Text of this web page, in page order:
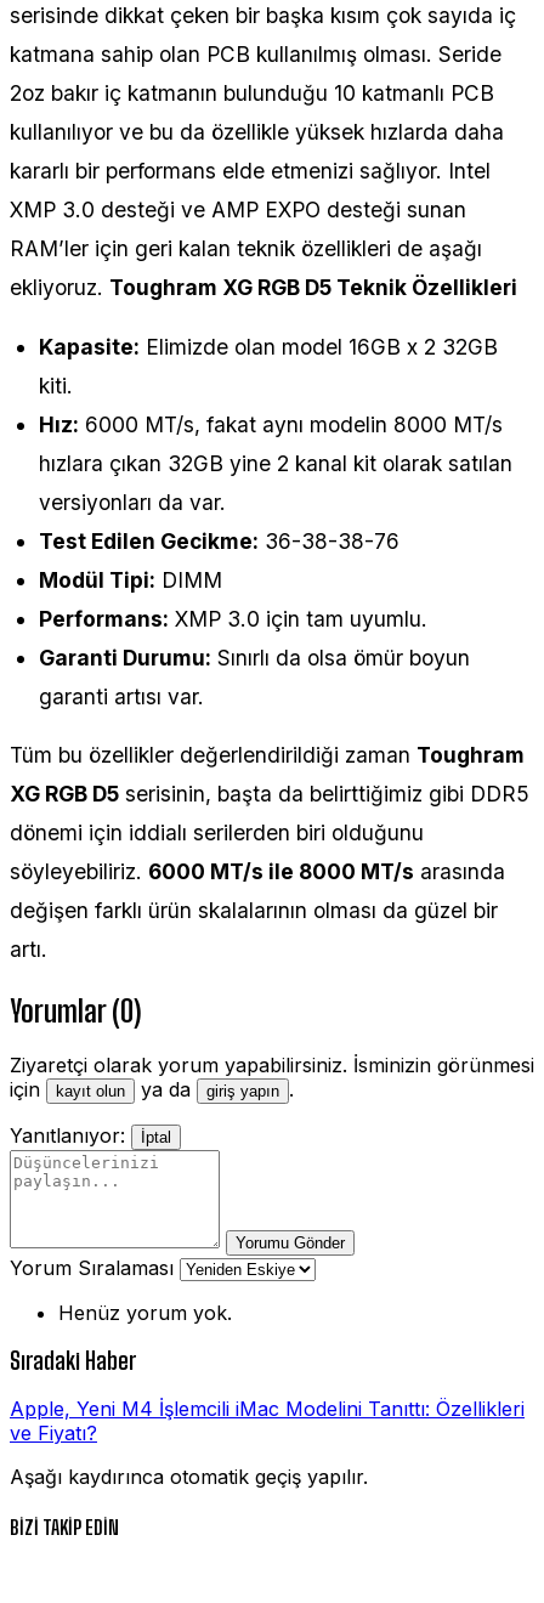
serisinde dikkat çeken bir başka kısım çok sayıda iç
katmana sahip olan PCB kullanılmış olması. Seride
2oz bakır iç katmanın bulunduğu 10 katmanlı PCB
kullanılıyor ve bu da özellikle yüksek hızlarda daha
kararlı bir performans elde etmenizi sağlıyor. Intel
XMP 3.0 desteği ve AMP EXPO desteği sunan
RAM’ler için geri kalan teknik özellikleri de aşağı
ekliyoruz. Toughram XG RGB D5 Teknik Özellikleri
Kapasite: Elimizde olan model 16GB x 2 32GB
kiti.
Hız: 6000 MT/s, fakat aynı modelin 8000 MT/s
hızlara çıkan 32GB yine 2 kanal kit olarak satılan
versiyonları da var.
Test Edilen Gecikme: 36-38-38-76
Modül Tipi: DIMM
Performans: XMP 3.0 için tam uyumlu.
Garanti Durumu: Sınırlı da olsa ömür boyun
garanti artısı var.
Tüm bu özellikler değerlendirildiği zaman Toughram
XG RGB D5 serisinin, başta da belirttiğimiz gibi DDR5
dönemi için iddialı serilerden biri olduğunu
söyleyebiliriz. 6000 MT/s ile 8000 MT/s arasında
değişen farklı ürün skalalarının olması da güzel bir
artı.
Yorumlar (0)
Ziyaretçi olarak yorum yapabilirsiniz. İsminizin görünmesi
için
kayıt olun ya da giriş yapın .
Yanıtlanıyor:
İptal
Yorumu Gönder
Yorum Sıralaması
Henüz yorum yok.
Sıradaki Haber
Apple, Yeni M4 İşlemcili iMac Modelini Tanıttı: Özellikleri
ve Fiyatı?
Aşağı kaydırınca otomatik geçiş yapılır.
BİZİ TAKİP EDİN